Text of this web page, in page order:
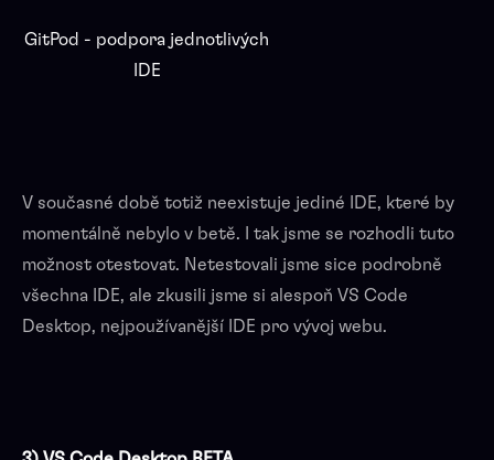
GitPod - podpora jednotlivých
IDE
V současné době totiž neexistuje jediné IDE, které by
momentálně nebylo v betě. I tak jsme se rozhodli tuto
možnost otestovat. Netestovali jsme sice podrobně
všechna IDE, ale zkusili jsme si alespoň VS Code
Desktop, nejpoužívanější IDE pro vývoj webu.